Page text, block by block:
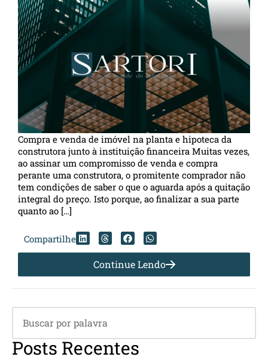
Compra e venda de imóvel na planta e hipoteca da
construtora junto à instituição financeira Muitas vezes,
ao assinar um compromisso de venda e compra
perante uma construtora, o promitente comprador não
tem condições de saber o que o aguarda após a quitação
integral do preço. Isto porque, ao finalizar a sua parte
quanto ao […]
Compartilhe
Continue Lendo
Posts Recentes